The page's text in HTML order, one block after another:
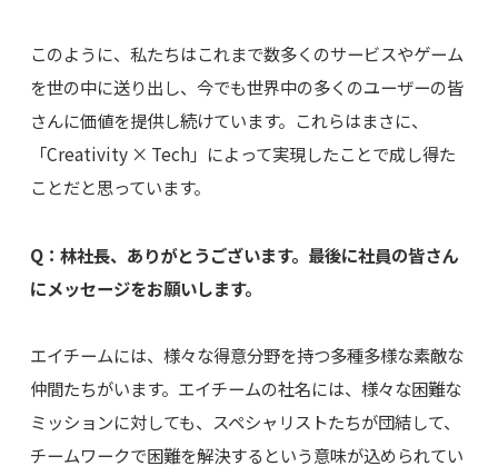
このように、私たちはこれまで数多くのサービスやゲーム
を世の中に送り出し、今でも世界中の多くのユーザーの皆
さんに価値を提供し続けています。これらはまさに、
「Creativity × Tech」によって実現したことで成し得た
ことだと思っています。
Q：林社長、ありがとうございます。最後に社員の皆さん
にメッセージをお願いします。
エイチームには、様々な得意分野を持つ多種多様な素敵な
仲間たちがいます。エイチームの社名には、様々な困難な
ミッションに対しても、スペシャリストたちが団結して、
チームワークで困難を解決するという意味が込められてい